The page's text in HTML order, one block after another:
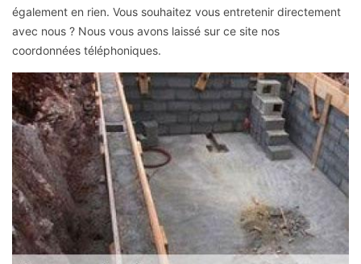
également en rien. Vous souhaitez vous entretenir directement
avec nous ? Nous vous avons laissé sur ce site nos
coordonnées téléphoniques.